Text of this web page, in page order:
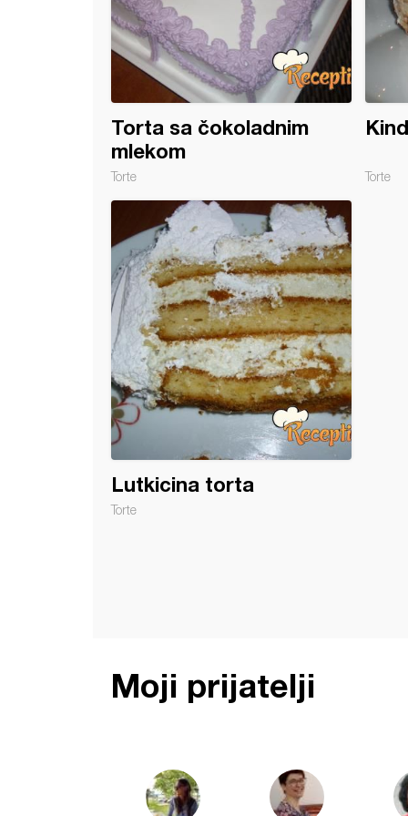
Torta sa čokoladnim
mlekom
Torte Torte
Lutkicina torta
Torte
Moji prijatelji